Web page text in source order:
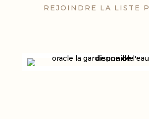
REJOINDRE LA LISTE